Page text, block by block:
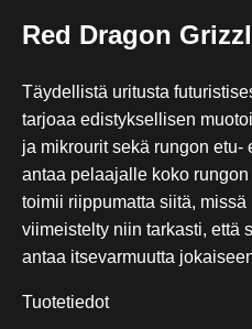
Red Dragon
Täydellistä uritusta
tarjoaa edistyksellisen
ja mikrourit sekä rungon etu-
antaa pelaajalle koko
toimii riippumatta siitä,
viimeistelty niin tarkasti, että
antaa itsevarmuutta
Tuotetiedot